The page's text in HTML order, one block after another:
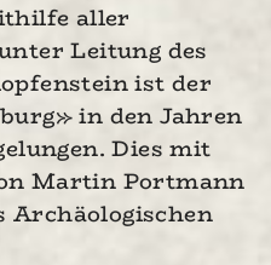
aller
Leitung des
ist der
in den Jahren
Dies mit
Martin Portmann
Archäologischen